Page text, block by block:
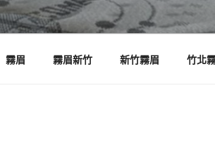
霧眉 霧眉新竹 新竹霧眉 竹北